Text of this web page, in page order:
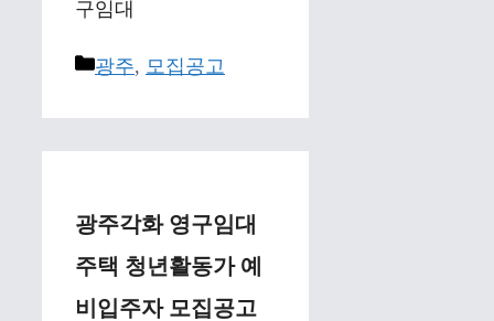
구임대
Categories
광주, 모집공고
광주각화 영구임대
주택 청년활동가 예
비입주자 모집공고